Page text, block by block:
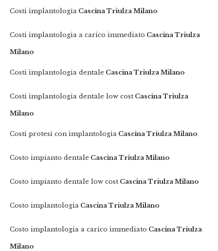
Costi implantologia Cascina Triulza Milano
Costi implantologia a carico immediato Cascina Triulza
Milano
Costi implantologia dentale Cascina Triulza Milano
Costi implantologia dentale low cost Cascina Triulza
Milano
Costi protesi con implantologia Cascina Triulza Milano
Costo impianto dentale Cascina Triulza Milano
Costo impianto dentale low cost Cascina Triulza Milano
Costo implantologia Cascina Triulza Milano
Costo implantologia a carico immediato Cascina Triulza
Milano